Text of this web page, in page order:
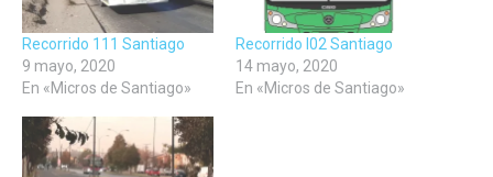
Recorrido 111 Santiago
9 mayo, 2020
En «Micros de Santiago»
Recorrido I02 Santiago
14 mayo, 2020
En «Micros de Santiago»